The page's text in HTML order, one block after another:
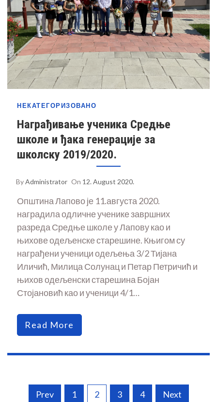
НЕКАТЕГОРИЗОВАНО
Награђивање ученика Средње
школе и ђака генерације за
школску 2019/2020.
ByAdministrator On 12. August 2020.
Општина Лапово је 11.августа 2020.
наградила одличне ученике завршних
разреда Средње школе у Лапову као и
њихове одељенске старешине. Књигом су
награђени ученици одељења 3/2 Тијана
Иличић, Милица Солунац и Петар Петричић и
њихов одељенски старешина Бојан
Стојановић као и ученици 4/1…
Read More
PostsPrev 1 2 3 4 Next